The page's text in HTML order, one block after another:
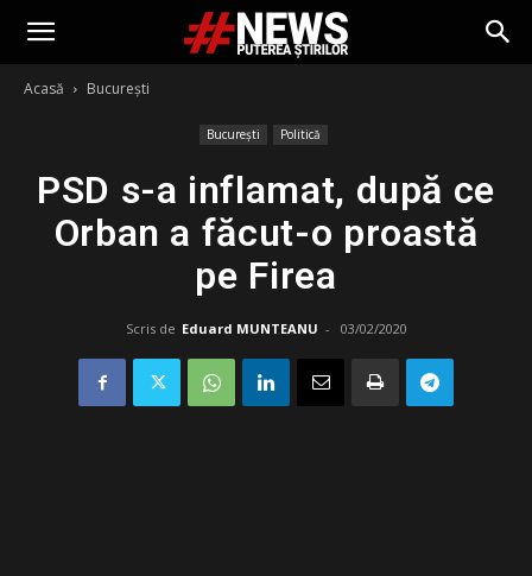
Acasă București
București Politică
PSD s-a inflamat, după ce
Orban a făcut-o proastă
pe Firea
Scris de Eduard MUNTEANU - 03/02/2020